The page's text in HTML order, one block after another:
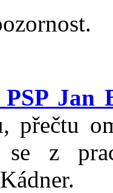
Jan
přečtu
se z